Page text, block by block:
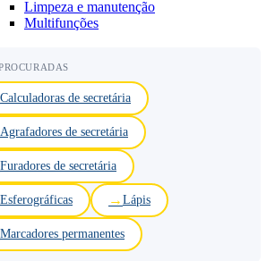
Limpeza e manutenção
Multifunções
Calculadoras de secretária
Agrafadores de secretária
Furadores de secretária
Esferográficas Lápis
Marcadores permanentes